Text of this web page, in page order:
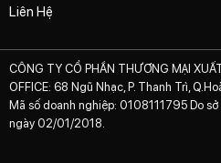
Liên Hệ
CÔNG TY CỔ PHẦN THƯƠNG MẠI
OFFICE: 68 Ngũ Nhạc, P. Thanh Trì,
Mã số doanh nghiệp: 0108111795 Do
ngày 02/01/2018.